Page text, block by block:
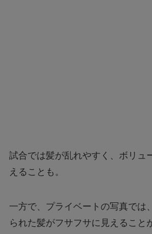
試合では髪が乱れやすく、ボリュ
えることも。
一方で、プライベートの写真では
られた髪がフサフサに見えること